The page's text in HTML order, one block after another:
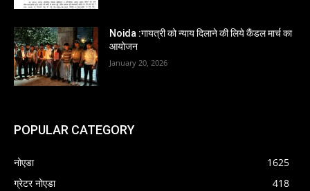
Noida :गायत्री को न्याय दिलाने की लिये कैंडल मार्च का
आयोजन
January 20, 2026
POPULAR CATEGORY
नोएडा
1625
ग्रेटर नोएडा
418